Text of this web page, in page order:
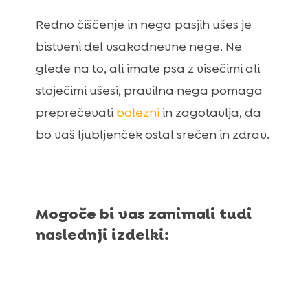
Redno čiščenje in nega pasjih ušes je
bistveni del vsakodnevne nege. Ne
glede na to, ali imate psa z visečimi ali
stoječimi ušesi, pravilna nega pomaga
preprečevatibolezniin zagotavlja, da
bo vaš ljubljenček ostal srečen in zdrav.
Mogoče bi vas zanimali tudi
naslednji izdelki: